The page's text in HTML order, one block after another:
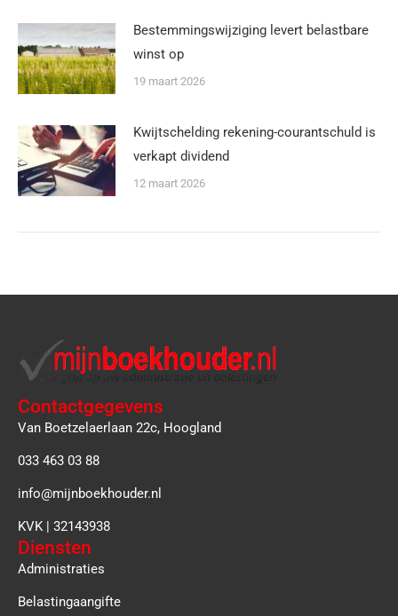
Bestemmingswijziging levert belastbare
winst op
19 maart 2026
Kwijtschelding rekening-courantschuld is
verkapt dividend
12 maart 2026
Contactgegevens
Van Boetzelaerlaan 22c, Hoogland
033 463 03 88
info@mijnboekhouder.nl
KVK | 32143938
Diensten
Administraties
Belastingaangifte